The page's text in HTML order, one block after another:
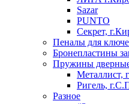
Sazar
PUNTO
Секрет,
Пеналы для
Бронепластины
Пружины
Металлист,
Ригель,
Разное